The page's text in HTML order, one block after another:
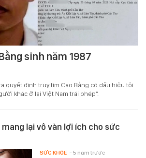
sinh năm 1987
quyết định truy tìm Cao Bằng có dấu hiệu tội
khác ở lại Việt Nam trái phép”.
mang lại vô vàn lợi ích cho sức
SỨC KHỎE - 5 năm trước